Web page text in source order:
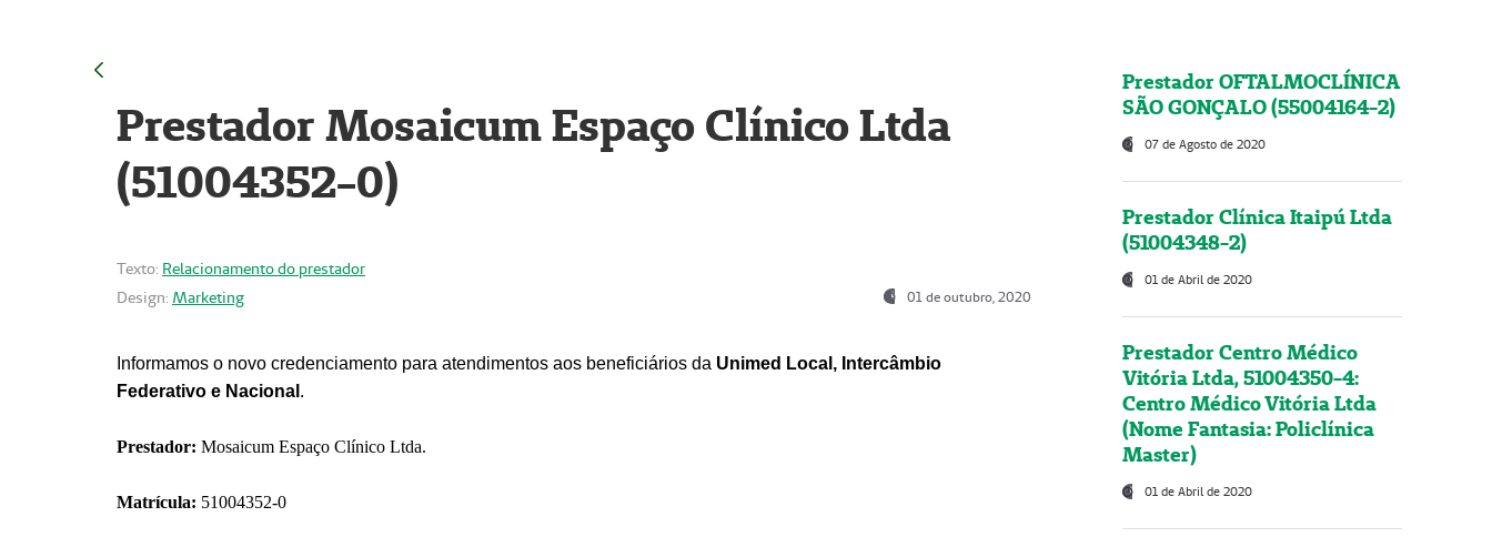
Prestador Mosaicum Espaço Clínico Ltda
(51004352-0)
Texto: Relacionamento do prestador
Design: Marketing 01 de outubro, 2020
Informamos o novo credenciamento para atendimentos aos beneficiários da Unimed Local, Intercâmbio
Federativo e Nacional .
Prestador: Mosaicum Espaço Clínico Ltda.
Matrícula: 51004352-0
Prestador OFTALMOCLÍNICA
SÃO GONÇALO (55004164-2)
07 de Agosto de 2020
Prestador Clínica Itaipú Ltda
(51004348-2)
01 de Abril de 2020
Prestador Centro Médico
Vitória Ltda, 51004350-4:
Centro Médico Vitória Ltda
(Nome Fantasia: Policlínica
Master)
01 de Abril de 2020